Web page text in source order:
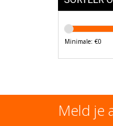
Minimale: €0
Meld je